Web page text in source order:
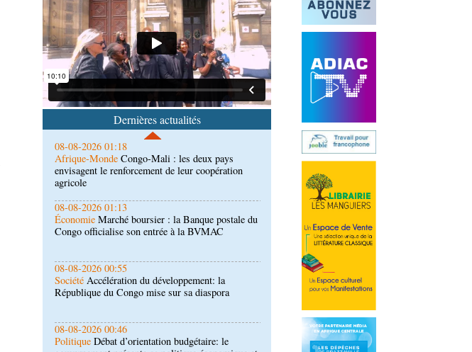
Dernières actualités
08-08-2026 01:25
EnvironnementForêts : des techniciens formés à
l'utilisation d'un logiciel d'évaluation des
émissions
08-08-2026 01:18
envisagent le renforcement de leur coopération
08-08-2026 01:13
ÉconomieMarché boursier : la Banque postale du
Congo officialise son entrée à la BVMAC
08-08-2026 00:55
SociétéAccélération du développement: la
République du Congo mise sur sa diaspora
08-08-2026 00:46
PolitiqueDébat d’orientation budgétaire: le
gouvernement présente sa politique économique et
08-08-2026 00:37
SociétéAssainissement et développement local :